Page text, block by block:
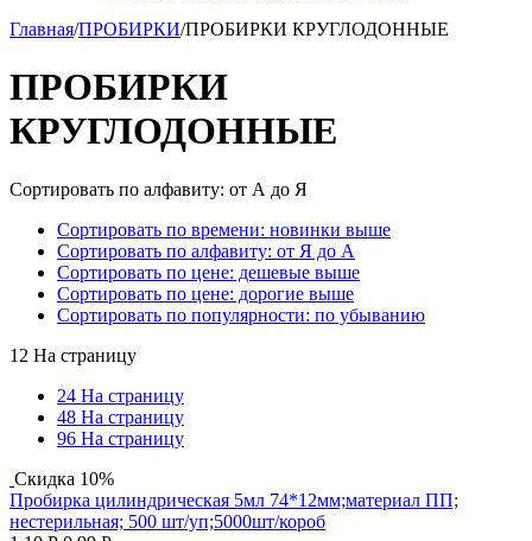
Главная/ПРОБИРКИ/ПРОБИРКИ КРУГЛОДОННЫЕ
ПРОБИРКИ
КРУГЛОДОННЫЕ
Сортировать по алфавиту: от А до Я
Сортировать по времени: новинки выше
Сортировать по алфавиту: от Я до А
Сортировать по цене: дешевые выше
Сортировать по цене: дорогие выше
Сортировать по популярности: по убыванию
12 На страницу
24 На страницу
48 На страницу
96 На страницу
Скидка 10%
Пробирка цилиндрическая 5мл 74*12мм;материал ПП;
нестерильная; 500 шт/уп;5000шт/короб